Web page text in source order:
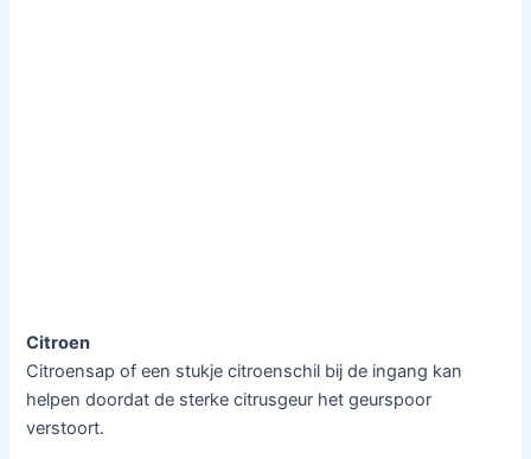
Citroen
Citroensap of een stukje citroenschil bij de ingang kan
helpen doordat de sterke citrusgeur het geurspoor
verstoort.